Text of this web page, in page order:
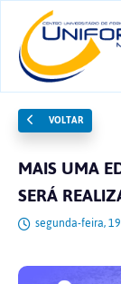
VOLTAR
MAIS UMA
SERÁ
segunda-feira,